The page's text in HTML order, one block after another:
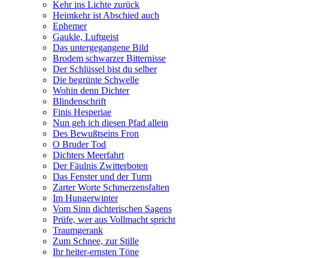
Kehr ins Lichte zurück
Heimkehr ist Abschied auch
Ephemer
Gaukle, Luftgeist
Das untergegangene Bild
Brodem schwarzer Bitternisse
Der Schlüssel bist du selber
Die begrünte Schwelle
Wohin denn Dichter
Blindenschrift
Finis Hesperiae
Nun geh ich diesen Pfad allein
Des Bewußtseins Fron
O Bruder Tod
Dichters Meerfahrt
Der Fäulnis Zwitterboten
Das Fenster und der Turm
Zarter Worte Schmerzensfalten
Im Hungerwinter
Vom Sinn dichterischen Sagens
Prüfe, wer aus Vollmacht spricht
Traumgerank
Zum Schnee, zur Stille
Ihr heiter-ernsten Töne